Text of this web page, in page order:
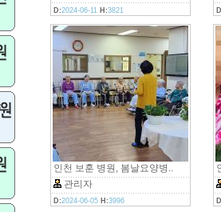
D:2024-06-11 H:3821
인천 보훈 병원, 봄날요양병..
관리자
D:2024-06-05 H:3996